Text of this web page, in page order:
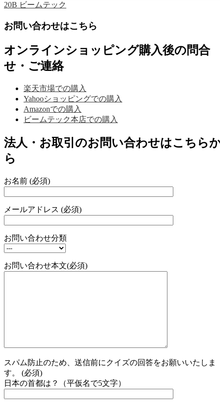
20B ビームテック
お問い合わせはこちら
オンラインショッピング購入後の問合
せ・ご連絡
楽天市場での購入
Yahooショッピングでの購入
Amazonでの購入
ビームテック本店での購入
法人・お取引のお問い合わせはこちら
ら
お名前 (必須)
メールアドレス (必須)
お問い合わせ分類
お問い合わせ本文(必須)
スパム防止のため、送信前にクイズの回答をお願いいたしま
す。 (必須)
日本の首都は？（平仮名で5文字）